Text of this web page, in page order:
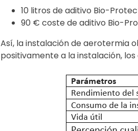
10 litros de aditivo Bio-
90 € coste de aditivo Bio-
Así, la instalación de aerotermia
positivamente a la instalación, los